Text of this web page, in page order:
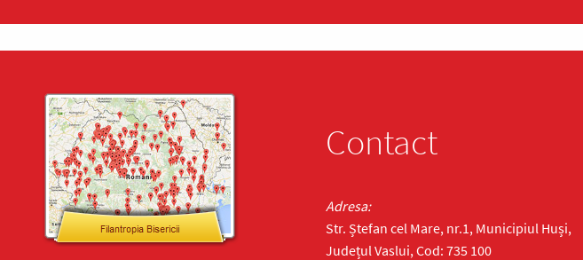
Contact
Adresa:
Str. Ștefan cel Mare, nr.1, Municipiul Huși,
Județul Vaslui, Cod: 735 100